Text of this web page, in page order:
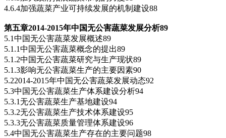
4.6.4加强蔬菜产业可持续发展的机制建设88
第五章2014-2015年中国无公害蔬菜发展分析89
5.1中国无公害蔬菜发展概述89
5.1.1中国无公害蔬菜概念的提出89
5.1.2中国无公害蔬菜研究与生产现状89
5.1.3影响无公害蔬菜生产的主要因素90
5.22014-2015年中国无公害蔬菜发展动态92
5.3中国无公害蔬菜生产体系建设分析94
5.3.1无公害蔬菜生产基地建设94
5.3.2无公害蔬菜生产技术体系建设95
5.3.3无公害蔬菜质量管理体系建设96
5.4中国无公害蔬菜生产存在的主要问题98